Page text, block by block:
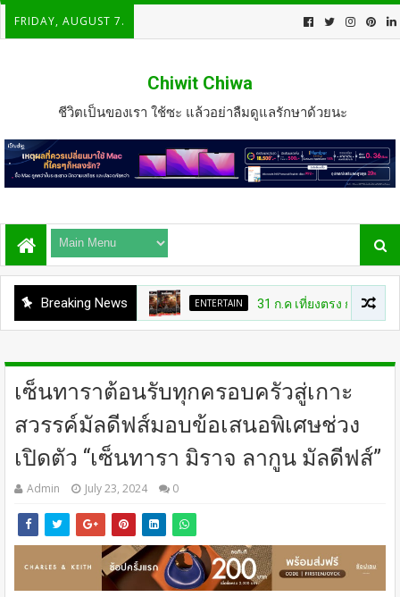
FRIDAY, AUGUST 7.
Chiwit Chiwa
ชีวิตเป็นของเรา ใช้ซะ แล้วอย่าลืมดูแลรักษาด้วยนะ
Breaking News ENTERTAIN 31 ก.ค เที่ยงตรง กดบัตรให้ทันนะเ
เซ็นทาราต้อนรับทุกครอบครัวสู่เกาะ
สวรรค์มัลดีฟส์มอบข้อเสนอพิเศษช่วง
เปิดตัว “เซ็นทารา มิราจ ลากูน มัลดีฟส์”
Admin July 23, 2024 0